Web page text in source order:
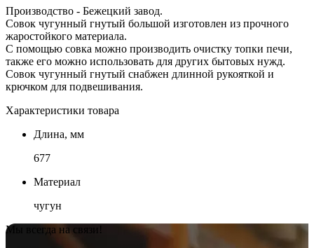
Производство - Бежецкий завод.
Совок чугунный гнутый большой изготовлен из прочного
жаростойкого материала.
С помощью совка можно производить очистку топки печи,
также его можно использовать для других бытовых нужд.
Совок чугунный гнутый снабжен длинной рукояткой и
крючком для подвешивания.
Характеристики товара
Длина, мм
677
Материал
чугун
Мы всегда на связи!